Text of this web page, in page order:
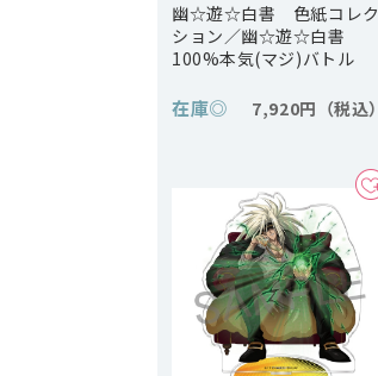
幽☆遊☆白書 色紙コレク
ション／幽☆遊☆白書
100%本気(マジ)バトル
在庫◎ 7,920円